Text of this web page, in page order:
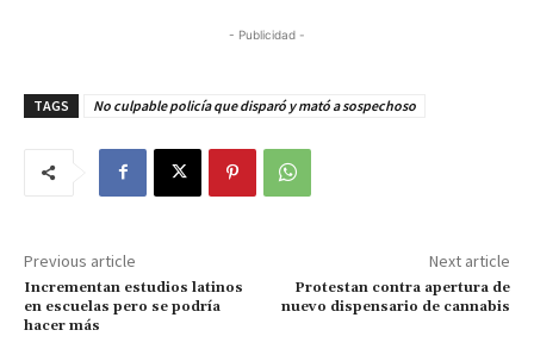
- Publicidad -
TAGS No culpable policía que disparó y mató a sospechoso
Previous article
Incrementan estudios latinos
en escuelas pero se podría
hacer más
Next article
Protestan contra apertura de
nuevo dispensario de cannabis